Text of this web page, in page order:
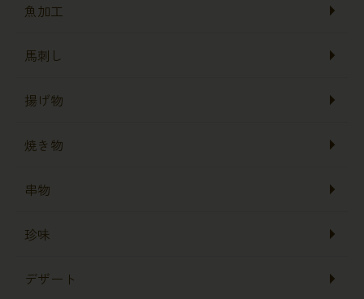
魚加工
馬刺し
揚げ物
焼き物
串物
珍味
デザート